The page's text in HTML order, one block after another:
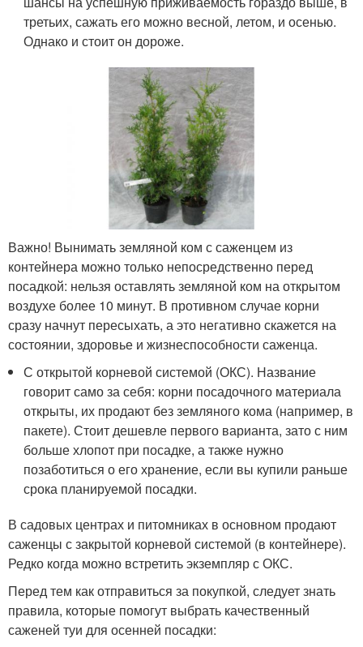
третьих, сажать его можно весной, летом, и осенью.
Однако и стоит он дороже.
Важно! Вынимать земляной ком с саженцем из
контейнера можно только непосредственно перед
посадкой: нельзя оставлять земляной ком на открытом
воздухе более 10 минут. В противном случае корни
сразу начнут пересыхать, а это негативно скажется на
состоянии, здоровье и жизнеспособности саженца.
С открытой корневой системой (ОКС). Название
говорит само за себя: корни посадочного материала
открыты, их продают без земляного кома (например, в
пакете). Стоит дешевле первого варианта, зато с ним
больше хлопот при посадке, а также нужно
позаботиться о его хранение, если вы купили раньше
срока планируемой посадки.
В садовых центрах и питомниках в основном продают
саженцы с закрытой корневой системой (в контейнере).
Редко когда можно встретить экземпляр с ОКС.
Перед тем как отправиться за покупкой, следует знать
правила, которые помогут выбрать качественный
саженей туи для осенней посадки: